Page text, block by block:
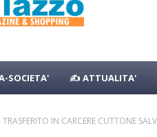
SOCIETA' ✍ ATTUALITA'
IN CARCERE CUTTONE